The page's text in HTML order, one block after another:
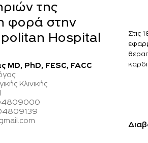
της
φορά στην
Hospital
MD, PhD, FESC, FACC
Κλινικής
Στις